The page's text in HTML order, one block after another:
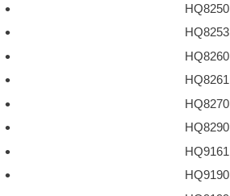
HQ8250
HQ8253
HQ8260
HQ8261
HQ8270
HQ8290
HQ9161
HQ9190